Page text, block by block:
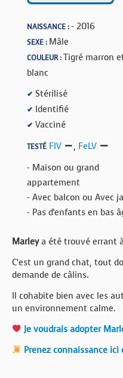
NAISSANCE :- 2016
SEXE : Mâle
COULEUR :Tigré marron
blanc
✔ Stérilisé
✔ Identifié
✔ Vacciné
TESTÉ FIV , FeLV
- Maison ou grand
appartement
- Avec balcon ou Avec
- Pas d'enfants en bas
Marleya été trouvé errant
C’est un grand chat, tout
demande de câlins.
Il cohabite bien avec les
un environnement calme.
Je voudrais adopter
Prenez connaissance